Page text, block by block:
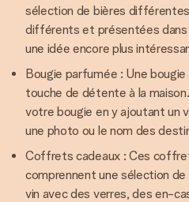
sélection de bières
différents et présentées
une idée encore plus
Bougie parfumée : Une
touche de détente à la
votre bougie en y ajoutant un
une photo ou le nom des
Coffrets cadeaux : Ces
comprennent une sélection
vin avec des verres, des en-